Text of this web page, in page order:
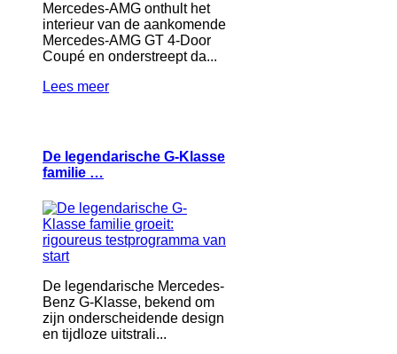
Mercedes-AMG onthult het
interieur van de aankomende
Mercedes-AMG GT 4-Door
Coupé en onderstreept da...
Lees meer
De legendarische G-Klasse
familie …
De legendarische Mercedes-
Benz G-Klasse, bekend om
zijn onderscheidende design
en tijdloze uitstrali...